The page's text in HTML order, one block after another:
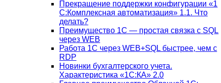
Прекращение поддержки конфигурации «1
С:Комплексная автоматизация» 1.1. Что
делать?
Преимущество 1С — простая связка с SQL
через WEB
Работа 1С через WEB+SQL быстрее, чем с
RDP
Новинки бухгалтерского учета.
Характеристика «1С:КА» 2.0